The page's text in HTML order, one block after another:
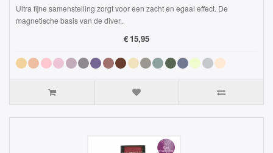
Ultra fijne samenstelling zorgt voor een zacht en egaal effect. De
magnetische basis van de diver..
€ 15,95